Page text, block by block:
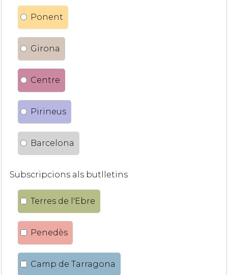
Ponent
Girona
Centre
Pirineus
Barcelona
Subscripcions als butlletins
Terres de l'Ebre
Penedès
Camp de Tarragona